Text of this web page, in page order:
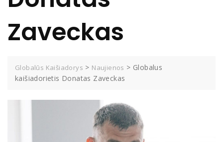
Zaveckas
Globalūs Kaišiadorys > Naujienos > Globalus
kaišiadorietis Donatas Zaveckas